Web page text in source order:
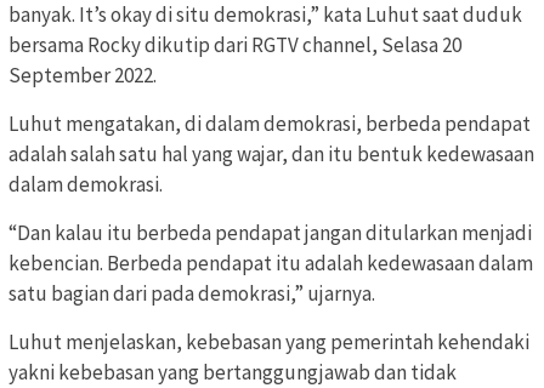
banyak. It’s okay di situ demokrasi,” kata Luhut saat duduk
bersama Rocky dikutip dari RGTV channel, Selasa 20
September 2022.
Luhut mengatakan, di dalam demokrasi, berbeda pendapat
adalah salah satu hal yang wajar, dan itu bentuk kedewasaan
dalam demokrasi.
“Dan kalau itu berbeda pendapat jangan ditularkan menjadi
kebencian. Berbeda pendapat itu adalah kedewasaan dalam
satu bagian dari pada demokrasi,” ujarnya.
Luhut menjelaskan, kebebasan yang pemerintah kehendaki
yakni kebebasan yang bertanggungjawab dan tidak